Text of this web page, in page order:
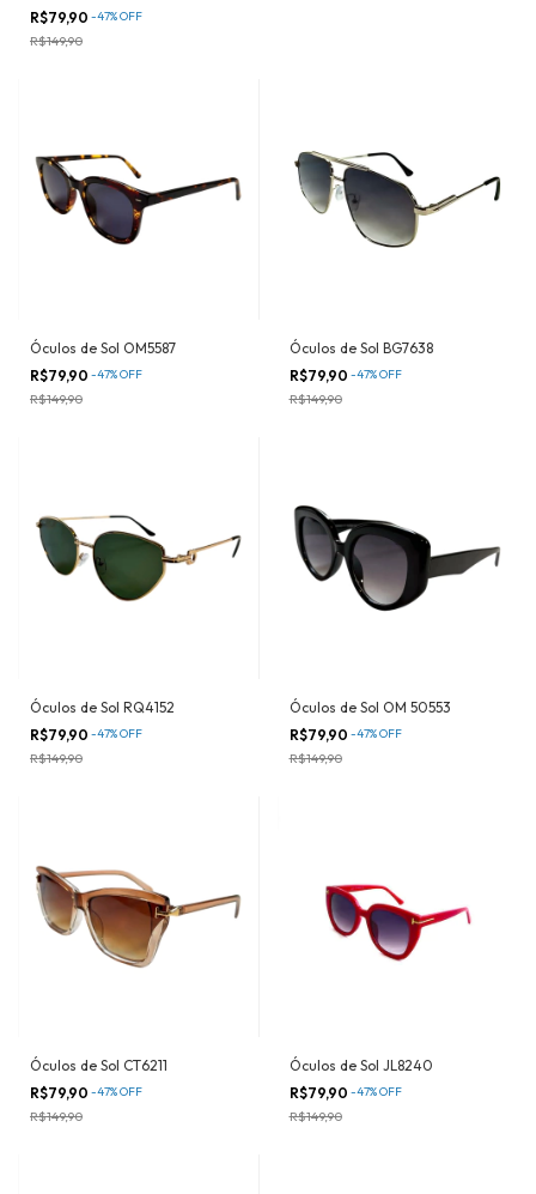
R$79,90 -47%OFF
R$149,90
Óculos de Sol OM5587
R$79,90 -47%OFF
R$149,90
Óculos de Sol BG7638
R$79,90 -47%OFF
R$149,90
Óculos de Sol RQ4152
R$79,90 -47%OFF
R$149,90
Óculos de Sol OM 50553
R$79,90 -47%OFF
R$149,90
Óculos de Sol CT6211
R$79,90 -47%OFF
R$149,90
Óculos de Sol JL8240
R$79,90 -47%OFF
R$149,90